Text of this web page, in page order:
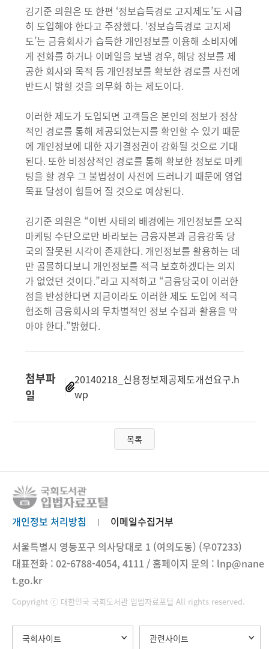
김기준 의원은 또 한편 ‘정보습득경로 고지제도’도 시급
히 도입해야 한다고 주장했다. ‘정보습득경로 고지제
도’는 금융회사가 습득한 개인정보를 이용해 소비자에
게 전화를 하거나 이메일을 보낼 경우, 해당 정보를 제
공한 회사와 목적 등 개인정보를 확보한 경로를 사전에
반드시 밝힐 것을 의무화 하는 제도이다.
이러한 제도가 도입되면 고객들은 본인의 정보가 정상
적인 경로를 통해 제공되었는지를 확인할 수 있기 때문
에 개인정보에 대한 자기결정권이 강화될 것으로 기대
된다. 또한 비정상적인 경로를 통해 확보한 정보로 마케
팅을 할 경우 그 불법성이 사전에 드러나기 때문에 영업
목표 달성이 힘들어 질 것으로 예상된다.
김기준 의원은 “이번 사태의 배경에는 개인정보를 오직
마케팅 수단으로만 바라보는 금융자본과 금융감독 당
국의 잘못된 시각이 존재한다. 개인정보를 활용하는 데
만 골몰하다보니 개인정보를 적극 보호하겠다는 의지
가 없었던 것이다.”라고 지적하고 “금융당국이 이러한
점을 반성한다면 지금이라도 이러한 제도 도입에 적극
협조해 금융회사의 무차별적인 정보 수집과 활용을 막
아야 한다.”밝혔다.
첨부파
일
20140218_신용정보제공제도개선요구.h
wp
목록
개인정보 처리방침
이메일수집거부
서울특별시 영등포구 의사당대로 1 (여의도동) (우07233)
대표전화 : 02-6788-4054, 4111 / 홈페이지 문의 : lnp@nane
t.go.kr
Copyright ⓒ 대한민국 국회도서관 입법자료포털 All rights reserved.
국회사이트 관련사이트